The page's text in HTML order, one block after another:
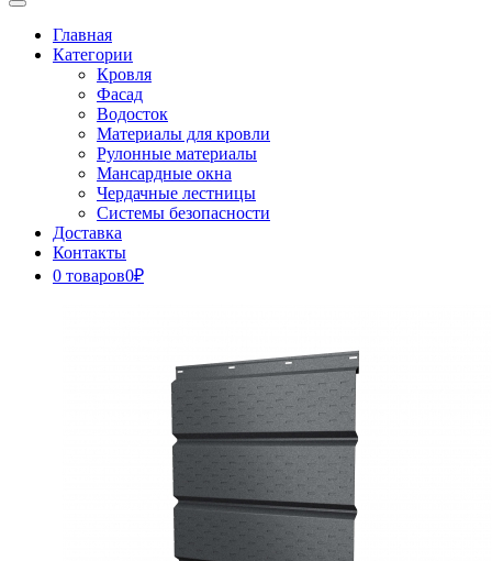
Open
ButtonГлавная
Категории
Кровля
Фасад
Водосток
Материалы для кровли
Рулонные материалы
Мансардные окна
Чердачные лестницы
Системы безопасности
Доставка
Контакты
0 товаров0₽